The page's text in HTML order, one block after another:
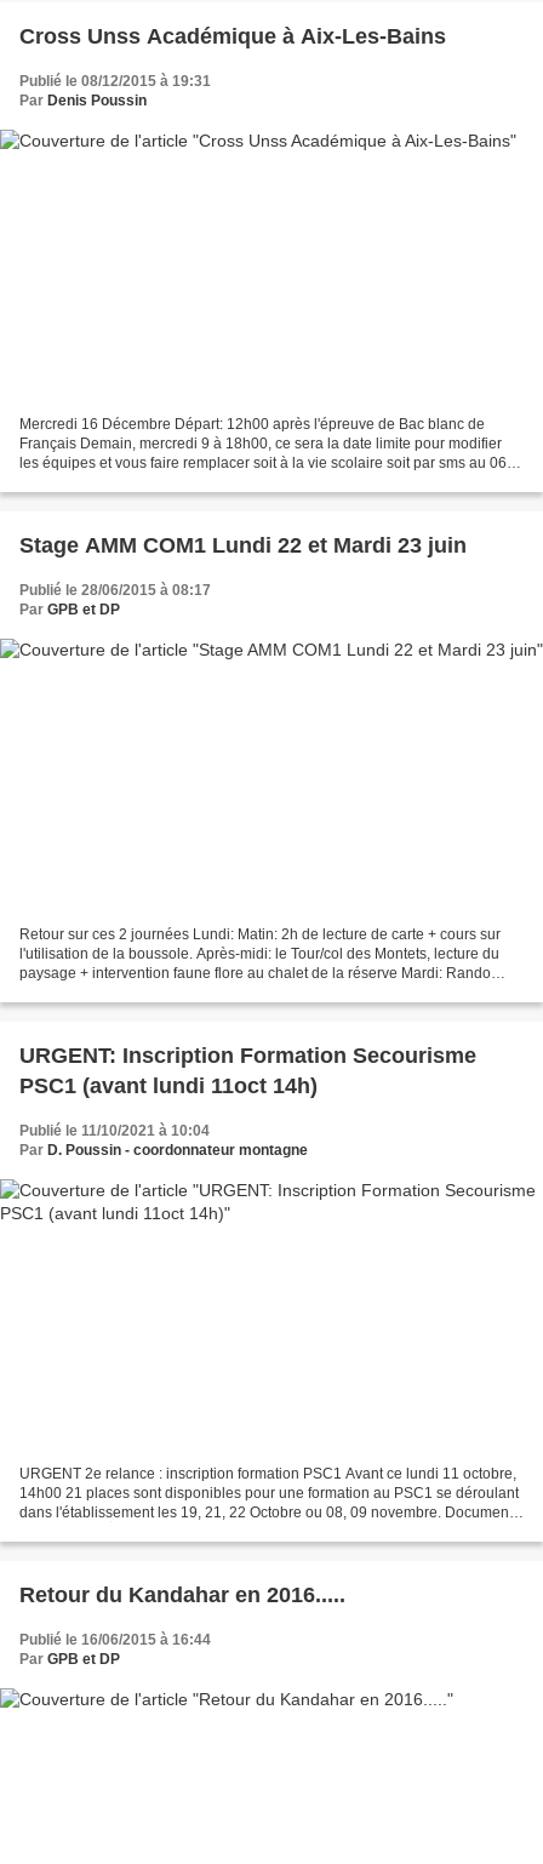
Cross Unss Académique à Aix-Les-Bains
Publié le 08/12/2015 à 19:31
Par Denis Poussin
Mercredi 16 Décembre Départ: 12h00 après l'épreuve de Bac blanc de
Français Demain, mercredi 9 à 18h00, ce sera la date limite pour modifier
les équipes et vous faire remplacer soit à la vie scolaire soit par sms au 06
Stage AMM COM1 Lundi 22 et Mardi 23 juin
Publié le 28/06/2015 à 08:17
Par GPB et DP
Retour sur ces 2 journées Lundi: Matin: 2h de lecture de carte + cours sur
l'utilisation de la boussole. Après-midi: le Tour/col des Montets, lecture du
paysage + intervention faune flore au chalet de la réserve Mardi: Rando
URGENT: Inscription Formation Secourisme
PSC1 (avant lundi 11oct 14h)
Publié le 11/10/2021 à 10:04
Par D. Poussin - coordonnateur montagne
URGENT 2e relance : inscription formation PSC1 Avant ce lundi 11 octobre,
14h00 21 places sont disponibles pour une formation au PSC1 se déroulant
dans l'établissement les 19, 21, 22 Octobre ou 08, 09 novembre. Document
Retour du Kandahar en 2016.....
Publié le 16/06/2015 à 16:44
Par GPB et DP